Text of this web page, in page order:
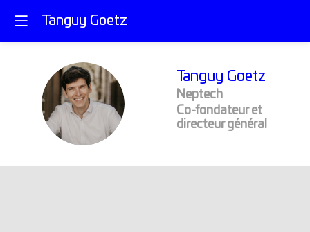
Tanguy Goetz
TG
Tanguy Goetz
Neptech
Co-fondateur et
directeur général